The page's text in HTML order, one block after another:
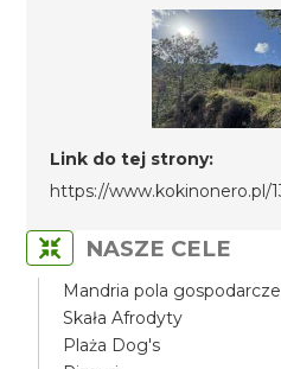
Link do tej strony:
https://www.kokinonero.pl/
NASZE CELE
Mandria pola gospodarcze
Skała Afrodyty
Plaża Dog's